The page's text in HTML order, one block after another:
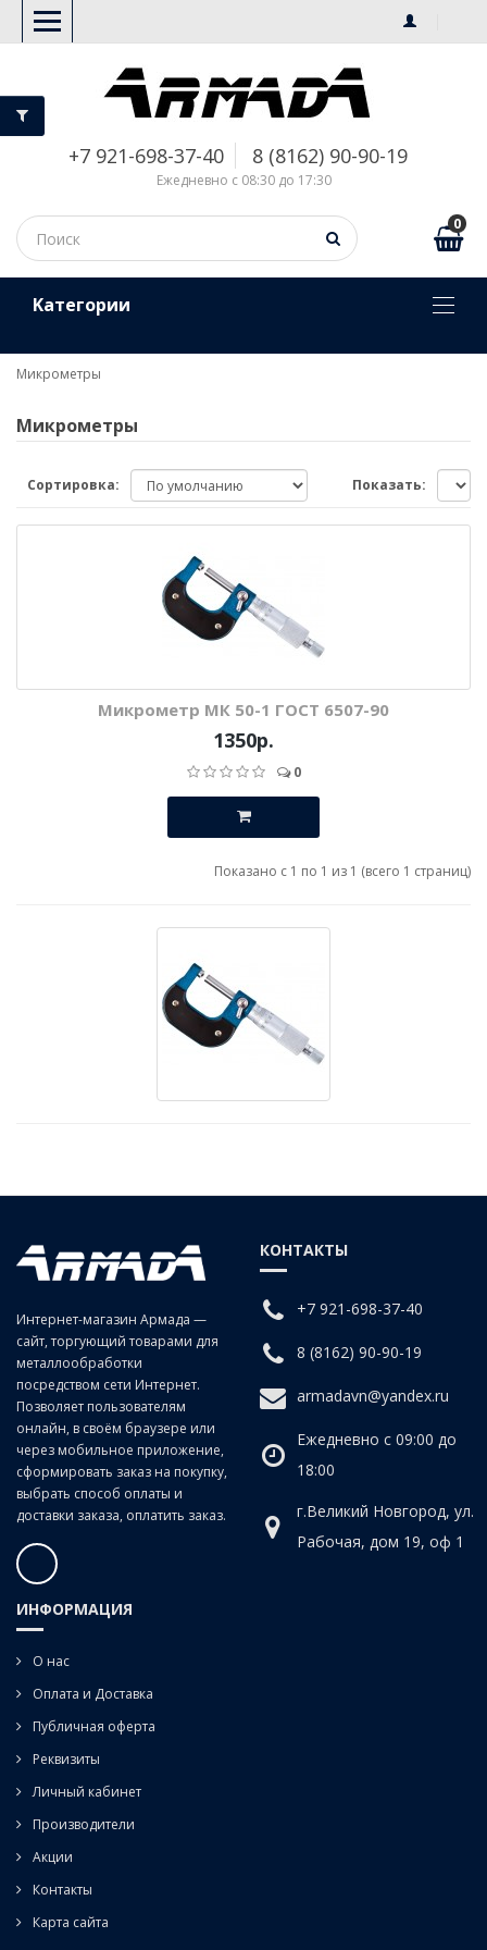
+7 921-698-37-40 8 (8162) 90-90-19
Ежедневно с 08:30 до 17:30
0
Kатегории
Микрометры
Микрометры
Сортировка: Показать:
Микрометр МК 50-1 ГОСТ 6507-90
1350р.
0
Показано с 1 по 1 из 1 (всего 1 страниц)
Интернет-магазин Армада —
сайт, торгующий товарами для
металлообработки
посредством сети Интернет.
Позволяет пользователям
онлайн, в своём браузере или
через мобильное приложение,
сформировать заказ на покупку,
выбрать способ оплаты и
доставки заказа, оплатить заказ.
КОНТАКТЫ
+7 921-698-37-40
8 (8162) 90-90-19
armadavn@yandex.ru
Ежедневно с 09:00 до
18:00
г.Великий Новгород, ул.
Рабочая, дом 19, оф 1
ИНФОРМАЦИЯ
О нас
Оплата и Доставка
Публичная оферта
Реквизиты
Личный кабинет
Производители
Акции
Контакты
Карта сайта